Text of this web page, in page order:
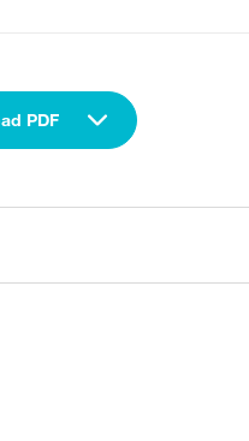
PDF